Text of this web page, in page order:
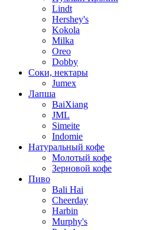
Lindt
Hershey's
Kokola
Milka
Oreo
Dobby
Соки, нектары
Jumex
Лапша
BaiXiang
JML
Simeite
Indomie
Натуральный кофе
Молотый кофе
Зерновой кофе
Пиво
Bali Hai
Cheerday
Harbin
Murphy's